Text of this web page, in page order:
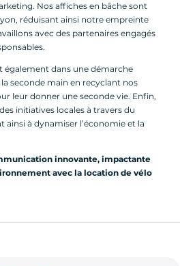
Nos affiches en bâche sont
réduisant ainsi notre empreinte
avec des partenaires engagés
également dans une démarche
seconde main en recyclant nos
leur donner une seconde vie. Enfin,
initiatives locales à travers du
à dynamiser l’économie et la
innovante, impactante
avec la location de vélo